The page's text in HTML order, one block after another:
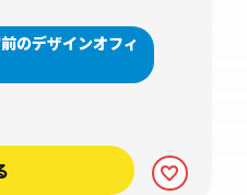
のデザインオフィ